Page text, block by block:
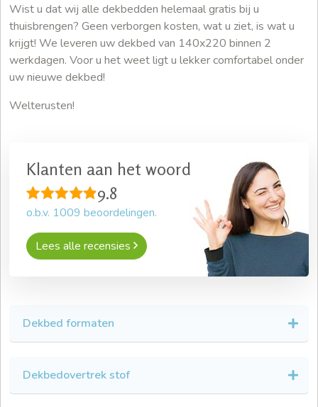
Wist u dat wij alle dekbedden helemaal gratis bij u
thuisbrengen? Geen verborgen kosten, wat u ziet, is wat u
krijgt! We leveren uw dekbed van 140x220 binnen 2
werkdagen. Voor u het weet ligt u lekker comfortabel onder
uw nieuwe dekbed!
Welterusten!
Klanten aan het woord
9.8
o.b.v. 1009 beoordelingen.
Lees alle recensies
Dekbed formaten
Dekbedovertrek stof